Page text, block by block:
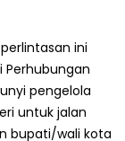
ini
Perhubungan
pengelola
untuk jalan
bupati/wali kota